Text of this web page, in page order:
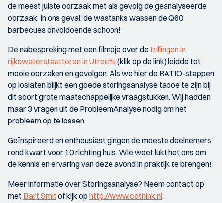
de meest juiste oorzaak met als gevolg de geanalyseerde
oorzaak. In ons geval: de wastanks wassen de Q60
barbecues onvoldoende schoon!
De nabespreking met een filmpje over de trillingen in
rijkswaterstaattoren in Utrecht (klik op de link) leidde tot
mooie oorzaken en gevolgen. Als we hier de RATIO-stappen
op loslaten blijkt een goede storingsanalyse taboe te zijn bij
dit soort grote maatschappelijke vraagstukken. Wij hadden
maar 3 vragen uit de ProbleemAnalyse nodig om het
probleem op te lossen.
Geïnspireerd en enthousiast gingen de meeste deelnemers
rond kwart voor 10 richting huis. Wie weet lukt het ons om
de kennis en ervaring van deze avond in praktijk te brengen!
Meer informatie over Storingsanalyse? Neem contact op
met Bart Smit of kijk op http://www.cothink.nl.